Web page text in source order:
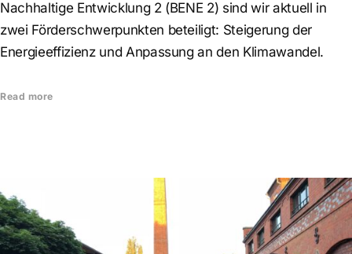
Nachhaltige Entwicklung 2 (BENE 2) sind wir aktuell in
zwei Förderschwerpunkten beteiligt: Steigerung der
Energieeffizienz und Anpassung an den Klimawandel.
Read more